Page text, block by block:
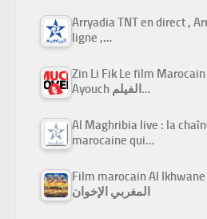
Arryadia TNT en direct ,
ligne ,…
Zin Li Fik Le film
Ayouch الفيلم…
Al Maghribia live : la
marocaine qui…
Film marocain Al Ikhwane الفيلم
المغربي الإخوان